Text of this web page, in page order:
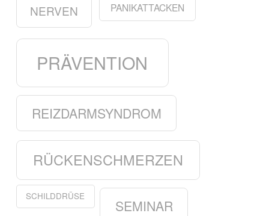
NERVEN PANIKATTACKEN
PRÄVENTION
REIZDARMSYNDROM
RÜCKENSCHMERZEN
SCHILDDRÜSE SEMINAR